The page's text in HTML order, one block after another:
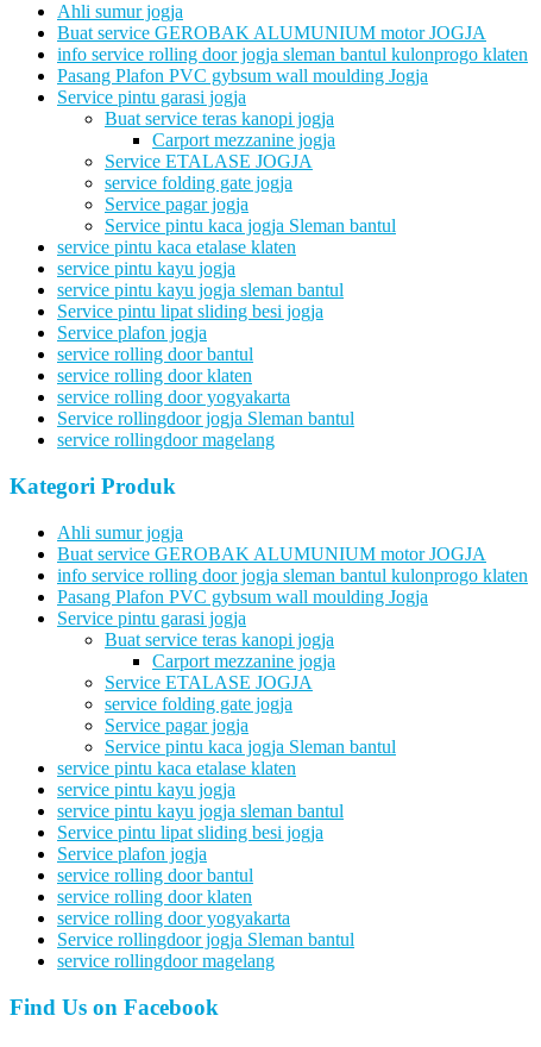
Ahli sumur jogja
Buat service GEROBAK ALUMUNIUM motor JOGJA
info service rolling door jogja sleman bantul kulonprogo klaten
Pasang Plafon PVC gybsum wall moulding Jogja
Service pintu garasi jogja
Buat service teras kanopi jogja
Carport mezzanine jogja
Service ETALASE JOGJA
service folding gate jogja
Service pagar jogja
Service pintu kaca jogja Sleman bantul
service pintu kaca etalase klaten
service pintu kayu jogja
service pintu kayu jogja sleman bantul
Service pintu lipat sliding besi jogja
Service plafon jogja
service rolling door bantul
service rolling door klaten
service rolling door yogyakarta
Service rollingdoor jogja Sleman bantul
service rollingdoor magelang
Kategori Produk
Ahli sumur jogja
Buat service GEROBAK ALUMUNIUM motor JOGJA
info service rolling door jogja sleman bantul kulonprogo klaten
Pasang Plafon PVC gybsum wall moulding Jogja
Service pintu garasi jogja
Buat service teras kanopi jogja
Carport mezzanine jogja
Service ETALASE JOGJA
service folding gate jogja
Service pagar jogja
Service pintu kaca jogja Sleman bantul
service pintu kaca etalase klaten
service pintu kayu jogja
service pintu kayu jogja sleman bantul
Service pintu lipat sliding besi jogja
Service plafon jogja
service rolling door bantul
service rolling door klaten
service rolling door yogyakarta
Service rollingdoor jogja Sleman bantul
service rollingdoor magelang
Find Us on Facebook